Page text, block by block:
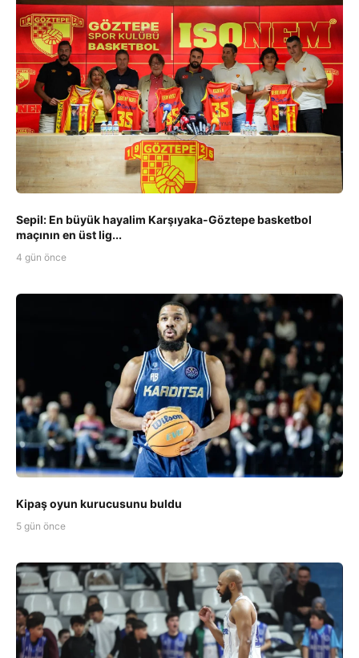
Sepil: En büyük hayalim Karşıyaka-Göztepe basketbol
maçının en üst lig...
4 gün önce
Kipaş oyun kurucusunu buldu
5 gün önce